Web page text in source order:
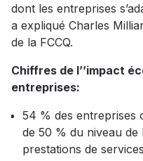
dont les entreprises
a expliqué Charles
de la FCCQ.
Chiffres de l’’impact
entreprises:
54 % des entreprises
de 50 % du niveau
prestations de